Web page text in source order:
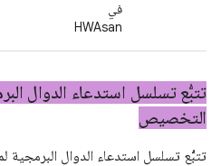
في
HWAsan
تتبُّع تسلسل استدعاء الدوال
التخصيص
تتبُّع تسلسل استدعاء الدوال البرمجية